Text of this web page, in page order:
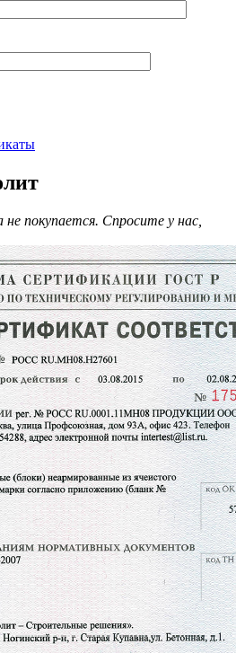
покупается. Спросите у нас,